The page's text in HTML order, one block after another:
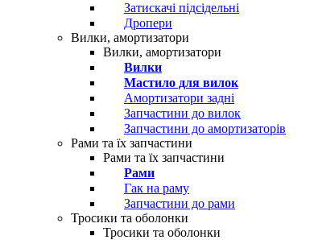
Затискачі підсідельні
Дропери
Вилки, амортизатори
Вилки, амортизатори
Вилки
Мастило для вилок
Амортизатори задні
Запчастини до вилок
Запчастини до амортизаторів
Рами та їх запчастини
Рами та їх запчастини
Рами
Гак на раму
Запчастини до рами
Тросики та оболонки
Тросики та оболонки